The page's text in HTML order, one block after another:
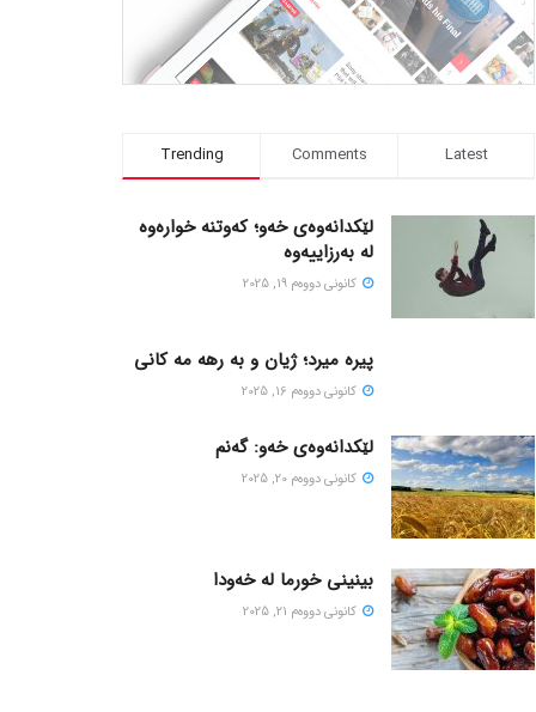
Trending Comments Latest
لێکدانەوەی خەو؛ کەوتنە خوارەوە
لە بەرزاییەوە
كانونی دووه‌م 19, 2025
پیره میرد؛ ژیان و به رهه مه کانی
كانونی دووه‌م 16, 2025
لێکدانەوەی خەو: گەنم
كانونی دووه‌م 20, 2025
بینینی خورما لە خەودا
كانونی دووه‌م 21, 2025